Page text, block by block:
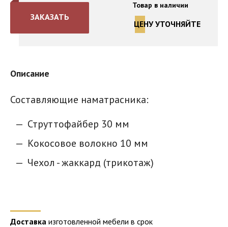
Товар в наличии
ЦЕНУ УТОЧНЯЙТЕ
ЗАКАЗАТЬ
Описание
Составляющие наматрасника:
Струттофайбер 30 мм
Кокосовое волокно 10 мм
Чехол - жаккард (трикотаж)
Доставка изготовленной мебели в срок